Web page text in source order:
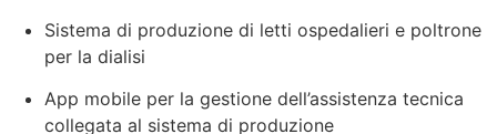
Sistema di produzione di letti ospedalieri e poltrone
per la dialisi
App mobile per la gestione dell’assistenza tecnica
collegata al sistema di produzione